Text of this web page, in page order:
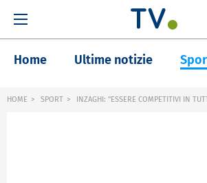
Home Ultime notizie
HOME SPORT INZAGHI: "ESSERE COMPETITIVI IN